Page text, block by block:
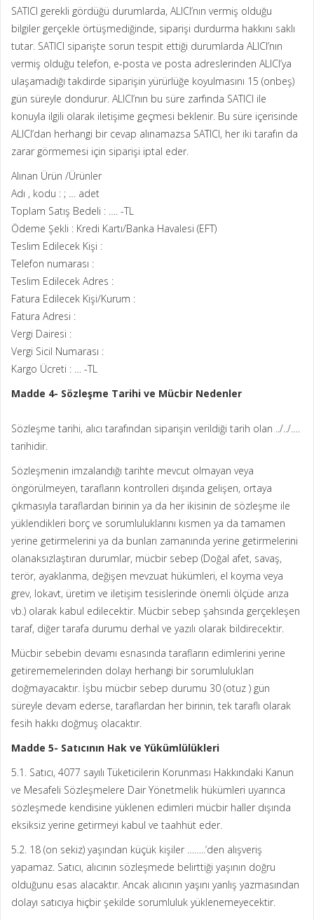
SATICI gerekli gördüğü durumlarda, ALICI’nın vermiş olduğu
bilgiler gerçekle örtüşmediğinde, siparişi durdurma hakkını saklı
tutar. SATICI siparişte sorun tespit ettiği durumlarda ALICI’nın
vermiş olduğu telefon, e-posta ve posta adreslerinden ALICI’ya
ulaşamadığı takdirde siparişin yürürlüğe koyulmasını 15 (onbeş)
gün süreyle dondurur. ALICI’nın bu süre zarfında SATICI ile
konuyla ilgili olarak iletişime geçmesi beklenir. Bu süre içerisinde
ALICI’dan herhangi bir cevap alınamazsa SATICI, her iki tarafın da
zarar görmemesi için siparişi iptal eder.
Alınan Ürün /Ürünler
Adı , kodu : ; … adet
Toplam Satış Bedeli : …. -TL
Ödeme Şekli : Kredi Kartı/Banka Havalesi (EFT)
Teslim Edilecek Kişi :
Telefon numarası :
Teslim Edilecek Adres :
Fatura Edilecek Kişi/Kurum :
Fatura Adresi :
Vergi Dairesi :
Vergi Sicil Numarası :
Kargo Ücreti : … -TL
Madde 4- Sözleşme Tarihi ve Mücbir Nedenler
Sözleşme tarihi, alıcı tarafından siparişin verildiği tarih olan ../../….
tarihidir.
Sözleşmenin imzalandığı tarihte mevcut olmayan veya
öngörülmeyen, tarafların kontrolleri dışında gelişen, ortaya
çıkmasıyla taraflardan birinin ya da her ikisinin de sözleşme ile
yüklendikleri borç ve sorumluluklarını kısmen ya da tamamen
yerine getirmelerini ya da bunları zamanında yerine getirmelerini
olanaksızlaştıran durumlar, mücbir sebep (Doğal afet, savaş,
terör, ayaklanma, değişen mevzuat hükümleri, el koyma veya
grev, lokavt, üretim ve iletişim tesislerinde önemli ölçüde arıza
vb.) olarak kabul edilecektir. Mücbir sebep şahsında gerçekleşen
taraf, diğer tarafa durumu derhal ve yazılı olarak bildirecektir.
Mücbir sebebin devamı esnasında tarafların edimlerini yerine
getirememelerinden dolayı herhangi bir sorumlulukları
doğmayacaktır. İşbu mücbir sebep durumu 30 (otuz ) gün
süreyle devam ederse, taraflardan her birinin, tek taraflı olarak
fesih hakkı doğmuş olacaktır.
Madde 5- Satıcının Hak ve Yükümlülükleri
5.1. Satıcı, 4077 sayılı Tüketicilerin Korunması Hakkındaki Kanun
ve Mesafeli Sözleşmelere Dair Yönetmelik hükümleri uyarınca
sözleşmede kendisine yüklenen edimleri mücbir haller dışında
eksiksiz yerine getirmeyi kabul ve taahhüt eder.
5.2. 18 (on sekiz) yaşından küçük kişiler ……..’den alışveriş
yapamaz. Satıcı, alıcının sözleşmede belirttiği yaşının doğru
olduğunu esas alacaktır. Ancak alıcının yaşını yanlış yazmasından
dolayı satıcıya hiçbir şekilde sorumluluk yüklenemeyecektir.